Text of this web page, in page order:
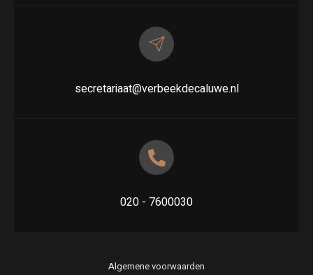
secretariaat@verbeekdecaluwe.nl
020 - 7600030
Algemene voorwaarden